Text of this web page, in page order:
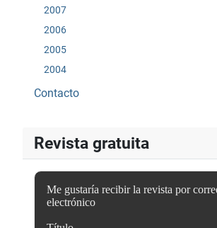
2007
2006
2005
2004
Contacto
Revista gratuita